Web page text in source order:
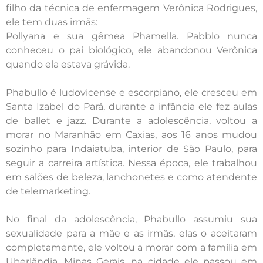
filho da técnica de enfermagem Verônica Rodrigues,
ele tem duas irmãs:
Pollyana e sua gêmea Phamella. Pabblo nunca
conheceu o pai biológico, ele abandonou Verônica
quando ela estava grávida.
Phabullo é ludovicense e escorpiano, ele cresceu em
Santa Izabel do Pará, durante a infância ele fez aulas
de ballet e jazz. Durante a adolescência, voltou a
morar no Maranhão em Caxias, aos 16 anos mudou
sozinho para Indaiatuba, interior de São Paulo, para
seguir a carreira artística. Nessa época, ele trabalhou
em salões de beleza, lanchonetes e como atendente
de telemarketing.
No final da adolescência, Phabullo assumiu sua
sexualidade para a mãe e as irmãs, elas o aceitaram
completamente, ele voltou a morar com a família em